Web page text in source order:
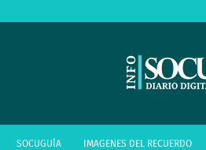
SOCUGUÍA IMAGENES DEL RECUERDO